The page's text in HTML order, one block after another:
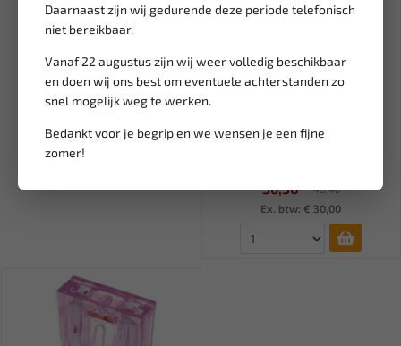
Daarnaast zijn wij gedurende deze periode telefonisch
niet bereikbaar.
Vanaf 22 augustus zijn wij weer volledig beschikbaar
en doen wij ons best om eventuele achterstanden zo
snel mogelijk weg te werken.
Bedankt voor je begrip en we wensen je een fijne
zomer!
RODAC Opvangcontainer 5
36,30
48,40
Ex. btw: € 30,00